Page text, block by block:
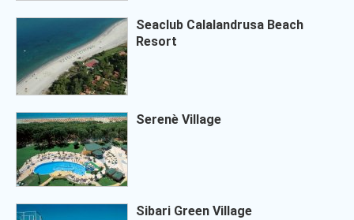
Seaclub Calalandrusa Beach
Resort
Serenè Village
Sibari Green Village